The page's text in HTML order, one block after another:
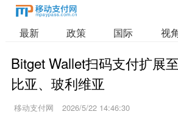
最新 政策 国际 视
Bitget Wallet扫码支付扩展
比亚、玻利维亚
移动支付网 2026/5/22 14:46:30